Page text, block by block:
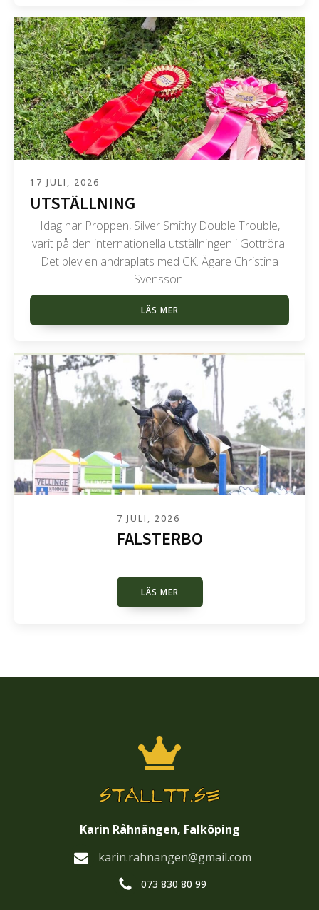
17 JULI, 2026
UTSTÄLLNING
Idag har Proppen, Silver Smithy Double Trouble,
varit på den internationella utställningen i Gottröra.
Det blev en andraplats med CK. Ägare Christina
Svensson.
LÄS MER
7 JULI, 2026
FALSTERBO
LÄS MER
Karin Råhnängen, Falköping
karin.rahnangen@gmail.com
073 830 80 99